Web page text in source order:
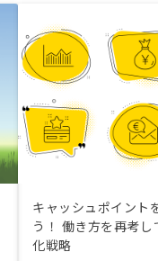
キャッシュポイント
う！ 働き方を再考
化戦略